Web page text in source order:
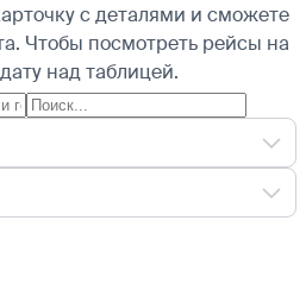
с деталями и сможете
Чтобы посмотреть рейсы на
над таблицей.